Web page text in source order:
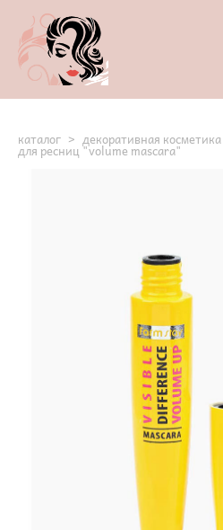
каталог > декоративная косметика
для ресниц "volume mascara"